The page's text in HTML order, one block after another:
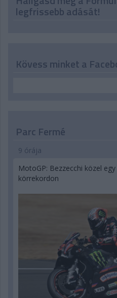
legfrissebb adását!
Kövess minket a
Parc Fermé
9 órája
MotoGP: Bezzecchi közel
körrekordon